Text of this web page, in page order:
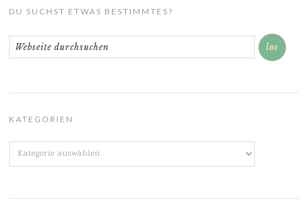
DU SUCHST ETWAS BESTIMMTES?
KATEGORIEN
Kategorien